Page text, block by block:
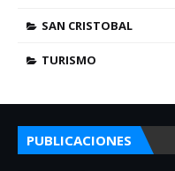
SAN CRISTOBAL
TURISMO
PUBLICACIONES